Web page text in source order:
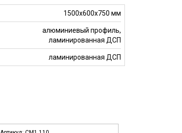
1500x600x750 мм
алюминиевый профиль,
ламинированная ДСП
ламинированная ДСП